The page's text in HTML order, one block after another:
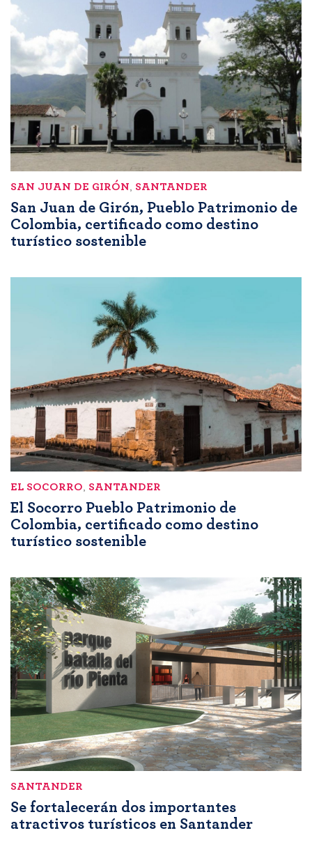
SAN JUAN DE GIRÓN SANTANDER
San Juan de Girón, Pueblo Patrimonio de
Colombia, certificado como destino
turístico sostenible
EL SOCORRO SANTANDER
El Socorro Pueblo Patrimonio de
Colombia, certificado como destino
turístico sostenible
SANTANDER
Se fortalecerán dos importantes
atractivos turísticos en Santander